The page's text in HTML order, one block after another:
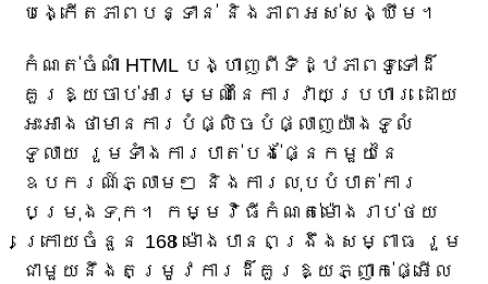
បង្កើតភាពបន្ទាន់ និងភាពអស់សង្ឃឹម។
កំណត់ចំណាំ HTML បង្ហាញពីទិដ្ឋភាពទូទៅដ៏
គួរឱ្យចាប់អារម្មណ៍នៃការវាយប្រហារ ដោយ
អះអាងថាមានការបំផ្លិចបំផ្លាញយ៉ាងទូលំ
ទូលាយ រួមទាំងការបាត់បង់ផ្នែកមួយនៃ
ឧបករណ៍ភ្លាមៗ និងការលុបបំបាត់ការ
បម្រុងទុក។ កម្មវិធីកំណត់ម៉ោងរាប់ថយ
ក្រោយចំនួន 168 ម៉ោងបានពង្រឹងសម្ពាធ រួម
ជាមួយនឹងតម្រូវការដ៏គួរឱ្យភ្ញាក់ផ្អើល